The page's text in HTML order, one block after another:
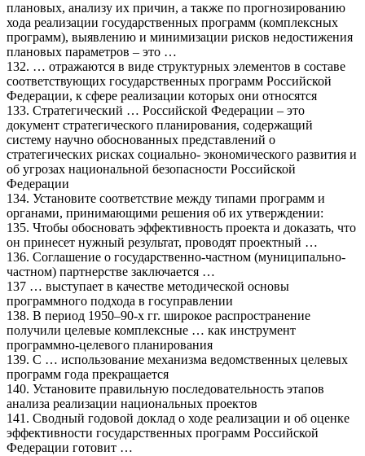
плановых, анализу их причин, а также по прогнозированию
хода реализации государственных программ (комплексных
программ), выявлению и минимизации рисков недостижения
плановых параметров – это …
132. … отражаются в виде структурных элементов в составе
соответствующих государственных программ Российской
Федерации, к сфере реализации которых они относятся
133. Стратегический … Российской Федерации – это
документ стратегического планирования, содержащий
систему научно обоснованных представлений о
стратегических рисках социально- экономического развития и
об угрозах национальной безопасности Российской
Федерации
134. Установите соответствие между типами программ и
органами, принимающими решения об их утверждении:
135. Чтобы обосновать эффективность проекта и доказать, что
он принесет нужный результат, проводят проектный …
136. Соглашение о государственно-частном (муниципально-
частном) партнерстве заключается …
137 … выступает в качестве методической основы
программного подхода в госуправлении
138. В период 1950–90-х гг. широкое распространение
получили целевые комплексные … как инструмент
программно-целевого планирования
139. С … использование механизма ведомственных целевых
программ года прекращается
140. Установите правильную последовательность этапов
анализа реализации национальных проектов
141. Сводный годовой доклад о ходе реализации и об оценке
эффективности государственных программ Российской
Федерации готовит …